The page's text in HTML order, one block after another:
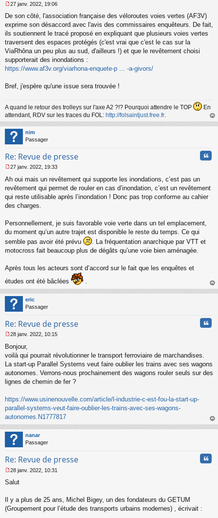
e
s
s
g
e
n
o
u
27 janv. 2022, 19:06
De son côté, l'association française des véloroutes voies vertes (AF3V)
exprime son désaccord avec l'avis des commissaires enquêteurs. De fait,
ils soutiennent le tracé proposé en expliquant que plusieurs voies vertes
traversent des espaces protégés (c'est vrai que c'est le cas sur la
ViaRhôna un peu plus au sud, d'ailleurs !) et que le revêtement choisi
supporterait des inondations :
https://www.af3v.org/viarhona-enquete-p ... -a-givors/
Bref, j'espère qu'une issue sera trouvée !
A quand le retour des trolleys sur l'axe A2 ?!? Pourquoi attendre le TOP
En
attendant, RDV sur les traces du FOL: http://folsaintjust.free.fr
au
nim
Passager
Re: Revue de presse
e
s
s
g
n
o
l
u
27 janv. 2022, 19:33
Ah oui mais un revêtement qui supporte les inondations, c’est pas un
revêtement qui permet de rouler en cas d’inondation, c’est un revêtement
qui reste utilisable après l’inondation ! Donc pas trop conforme au cahier
des charges.
Personnellement, je suis favorable voie verte dans un tel emplacement,
du moment qu’un autre trajet est disponible le reste du temps. Ce qui
semble pas avoir été prévu
. La fréquentation anarchique par VTT et
motocross fait beaucoup plus de dégâts qu’une voie bien aménagée.
Après tous les acteurs sont d’accord sur le fait que les enquêtes et
études ont été bâclées
au
eric
Passager
Re: Revue de presse
e
s
s
g
e
o
n
u
28 janv. 2022, 10:15
Bonjour,
voilà qui pourrait révolutionner le transport ferroviaire de marchandises.
La start-up Parallel Systems veut faire oublier les trains avec ses wagons
autonomes. Verrons-nous prochainement des wagons rouler seuls sur des
lignes de chemin de fer ?
https://www.usinenouvelle.com/article/l-industrie-c-est-fou-la-start-up-
parallel-systems-veut-faire-oublier-les-trains-avec-ses-wagons-
autonomes.N1777817
au
nanar
Passager
Re: Revue de presse
e
s
a
g
28 janv. 2022, 10:31
Salut
Il y a plus de 25 ans, Michel Bigey, un des fondateurs du GETUM
(Groupement pour l’étude des transports urbains modernes) , écrivait :